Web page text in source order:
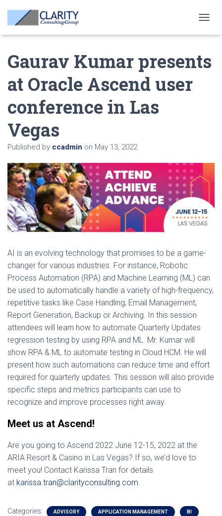
O
L
Gaurav Kumar presents
at Oracle Ascend user
conference in Las
Vegas
Published by ccadmin on May 13, 2022
AI is an evolving technology that promises to be a game-
changer for various industries. For instance, Robotic
Process Automation (RPA) and Machine Learning (ML) can
be used to automatically handle a variety of high-frequency,
repetitive tasks like Case Handling, Email Management,
Report Generation, Backup or Archiving. In this session
attendees will learn how to automate Quarterly Updates
regression testing by using RPA and ML. Mr. Kumar will
show RPA & ML to automate testing in Cloud HCM. He will
present how such automations can reduce time and effort
required for quarterly updates. This session will also provide
specific steps and metrics participants can use to
recognize and improve processes right away.
Meet us at Ascend!
Are you going to Ascend 2022 June 12-15, 2022 at the
ARIA Resort & Casino in Las Vegas? If so, we’d love to
meet you! Contact Karissa Tran for details
at karissa.tran@clarityconsulting.com.
Categories: ADVISORY APPLICATION MANAGEMENT BI